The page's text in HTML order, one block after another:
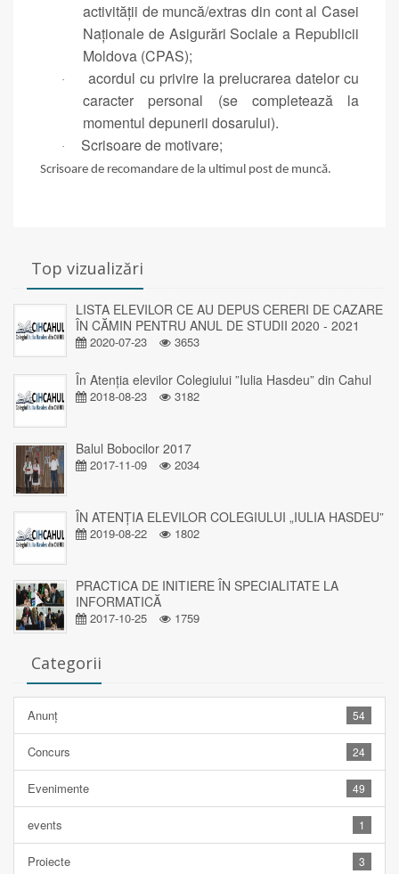
activității de muncă/extras din cont al Casei
Naționale de Asigurări Sociale a Republicii
Moldova (CPAS);
·
acordul cu privire la prelucrarea datelor cu
caracter personal (se completează la
momentul depunerii dosarului).
· Scrisoare de motivare;
Scrisoare de recomandare de la ultimul post de muncă.
Top vizualizări
LISTA ELEVILOR CE AU DEPUS CERERI DE CAZARE
ÎN CĂMIN PENTRU ANUL DE STUDII 2020 - 2021
2020-07-23 3653
În Atenția elevilor Colegiului ”Iulia Hasdeu” din Cahul
2018-08-23 3182
Balul Bobocilor 2017
2017-11-09 2034
ÎN ATENȚIA ELEVILOR COLEGIULUI „IULIA HASDEU”
2019-08-22 1802
PRACTICA DE INITIERE ÎN SPECIALITATE LA
INFORMATICĂ
2017-10-25 1759
Categorii
Anunț 54
Concurs 24
Evenimente 49
events 1
Proiecte 3